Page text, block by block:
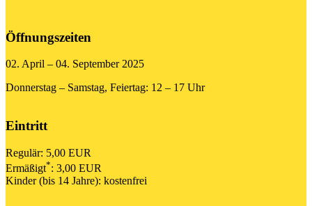
Öffnungszeiten
02. April – 04. September 2025
Donnerstag – Samstag, Feiertag: 12 – 17 Uhr
Eintritt
Regulär: 5,00 EUR
Ermäßigt*: 3,00 EUR
Kinder (bis 14 Jahre): kostenfrei